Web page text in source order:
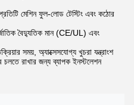
মেশিন ফুল-লোড টেস্টিং এবং কঠোর
বৈদ্যুতিক মান (CE/UL) এবং
সময়, অ্যাক্সেসযোগ্য খুচরা যন্ত্রাংশ
চলতে রাখার জন্য ব্যাপক ইনস্টলেশন